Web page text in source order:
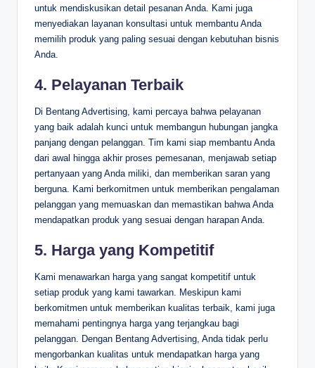
untuk mendiskusikan detail pesanan Anda. Kami juga
menyediakan layanan konsultasi untuk membantu Anda
memilih produk yang paling sesuai dengan kebutuhan bisnis
Anda.
4. Pelayanan Terbaik
Di Bentang Advertising, kami percaya bahwa pelayanan
yang baik adalah kunci untuk membangun hubungan jangka
panjang dengan pelanggan. Tim kami siap membantu Anda
dari awal hingga akhir proses pemesanan, menjawab setiap
pertanyaan yang Anda miliki, dan memberikan saran yang
berguna. Kami berkomitmen untuk memberikan pengalaman
pelanggan yang memuaskan dan memastikan bahwa Anda
mendapatkan produk yang sesuai dengan harapan Anda.
5. Harga yang Kompetitif
Kami menawarkan harga yang sangat kompetitif untuk
setiap produk yang kami tawarkan. Meskipun kami
berkomitmen untuk memberikan kualitas terbaik, kami juga
memahami pentingnya harga yang terjangkau bagi
pelanggan. Dengan Bentang Advertising, Anda tidak perlu
mengorbankan kualitas untuk mendapatkan harga yang